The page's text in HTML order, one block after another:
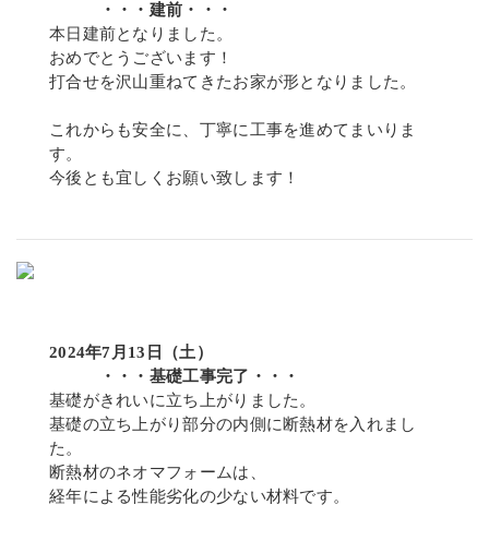
・・・建前・・・
本日建前となりました。
おめでとうございます！
打合せを沢山重ねてきたお家が形となりました。
これからも安全に、丁寧に工事を進めてまいりま
す。
今後とも宜しくお願い致します！
2024年7月13日（土）
・・・基礎工事完了・・・
基礎がきれいに立ち上がりました。
基礎の立ち上がり部分の内側に断熱材を入れまし
た。
断熱材のネオマフォームは、
経年による性能劣化の少ない材料です。